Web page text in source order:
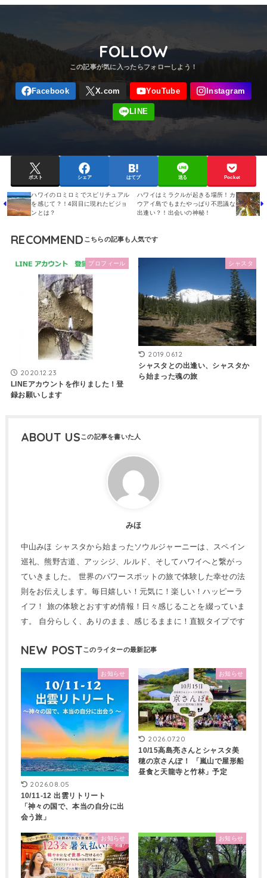
FOLLOW
ポスト シェア はてブ 送る Pocket
ハワイのロミロミでスピリチュアル
を感じて？！4回目に現れたビジョ
ンとは？
ハワイはミラクルが起きる場所！カ
ウアイ島でもまたやっぱり不思議な
出逢い？！出会いの神秘！
RECOMMEND
プロフィール
2020.12.23
LINEアカウントを作りました！登
録お願いします
シャスタ
2019.06.12
シャスタとの出逢い、シャスタか
ら始まった魂の旅
ABOUT US
みほ
中山みほ シャスタから始まったソウルジャーニーは、スペイン
巡礼、熊野古道、アッシジ、ルルド、そしてハワイへと繋がっ
ていきました。 世界のパワースポットの旅で体験した幸せの法
則をお伝えします。毎日嬉しい！元気に！楽しい！ハッピーラ
イフ！ 旅の体験とおすすめ情報！日々感じることを綴っていま
す。 自分らしく、ありのまま、感じるままに！直観タイプです
NEW POST
お知らせ
2026.08.05
10/11-12 出雲リトリート
「神々の国で、本当の自分に出
会う旅」
お知らせ
2026.07.20
10/15高島亮さんとシャスタ美
穂の京さんぽ！ 「嵐山で屋形船
昼食と天龍寺と竹林」予定
お知らせ お知らせ